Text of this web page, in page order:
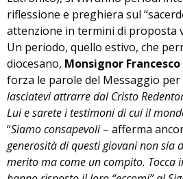
riflessione e preghiera sul
attenzione in termini di proposta
Un periodo, quello estivo, che
diocesano, Monsignor
forza le parole del Messaggio per
lasciatevi attrarre dal Cristo
Lui e sarete i testimoni di cui il
“Siamo consapevoli– afferma
generosità di questi giovani non sia
merito ma come un compito. Tocca